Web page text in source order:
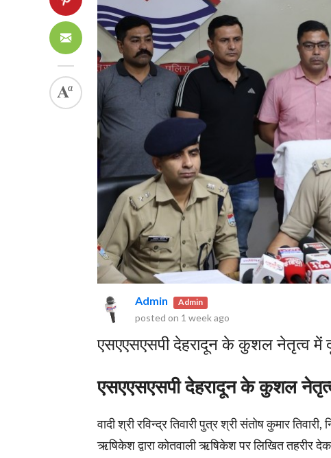
Admin Admin
posted on 1 week ago
एसएएसएसपी देहरादून के कुशल नेतृत्व में
एसएएसएसपी देहरादून के कुशल
वादी श्री रविन्द्र तिवारी पुत्र श्री संतोष कुमार
ऋषिकेश द्वारा कोतवाली ऋषिकेश पर लिखित तहरीर